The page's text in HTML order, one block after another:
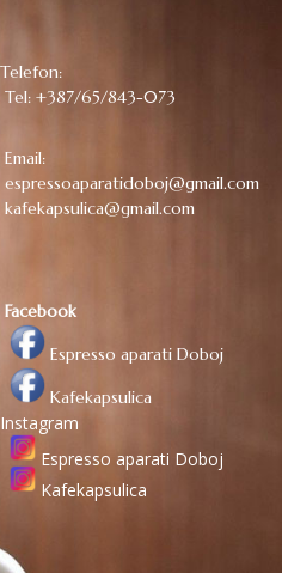
Telefon:
Tel: +387/65/843-073
Email:
espressoaparatidoboj@gmail.com
kafekapsulica@gmail.com
Facebook
Espresso aparati Doboj
Kafekapsulica
Instagram
Espresso aparati Doboj
Kafekapsulica